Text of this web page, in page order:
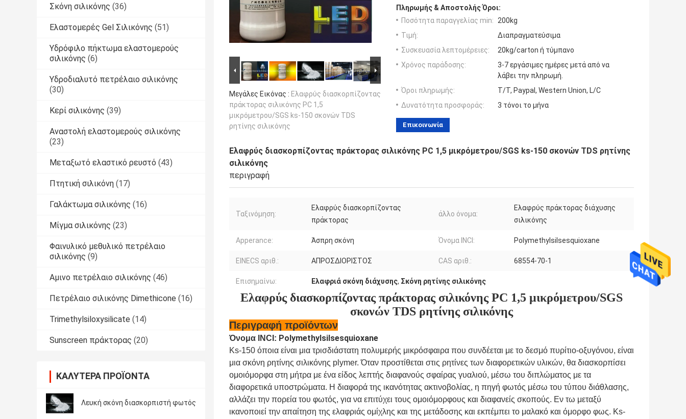
Σκόνη σιλικόνης (36)
Ελαστομερές Gel Σιλικόνης (51)
Υδρόφιλο πήκτωμα ελαστομερούς
σιλικόνης (6)
Υδροδιαλυτό πετρέλαιο σιλικόνης
(30)
Κερί σιλικόνης (39)
Αναστολή ελαστομερούς σιλικόνης
(23)
Μεταξωτό ελαστικό ρευστό (43)
Πτητική σιλικόνη (17)
Γαλάκτωμα σιλικόνης (16)
Μίγμα σιλικόνης (23)
Φαινυλικό μεθυλικό πετρέλαιο
σιλικόνης (9)
Αμινο πετρέλαιο σιλικόνης (46)
Πετρέλαιο σιλικόνης Dimethicone (16)
Trimethylsiloxysilicate (14)
Sunscreen πράκτορας (20)
ΚΑΛΎΤΕΡΑ ΠΡΟΪΌΝΤΑ
Λευκή σκόνη διασκορπιστή φωτός
Μεγάλες Εικόνας : Ελαφρύς διασκορπίζοντας
πράκτορας σιλικόνης PC 1,5
μικρόμετρου/SGS ks-150 σκονών TDS
ρητίνης σιλικόνης
Πληρωμής & Αποστολής Όροι:
Ποσότητα παραγγελίας min: 200kg
Τιμή:
Διαπραγματεύσιμα
Συσκευασία λεπτομέρειες:
20kg/carton ή τύμπανο
Χρόνος παράδοσης:
3-7 εργάσιμες ημέρες μετά από να
λάβει την πληρωμή.
Όροι πληρωμής:
T/T, Paypal, Western Union, L/C
Δυνατότητα προσφοράς:
3 τόνοι το μήνα
Επικοινωνία
Ελαφρύς διασκορπίζοντας πράκτορας σιλικόνης PC 1,5 μικρόμετρου/SGS ks-150 σκονών TDS ρητίνης
σιλικόνης
περιγραφή
Ταξινόμηση:
Ελαφρύς διασκορπίζοντας
πράκτορας
άλλο όνομα:
Ελαφρύς πράκτορας διάχυσης
σιλικόνης
Apperance: Άσπρη σκόνη Όνομα INCI: Polymethylsilsesquioxane
EINECS αριθ.: ΑΠΡΟΣΔΙΟΡΙΣΤΟΣ CAS αριθ.: 68554-70-1
Επισημαίνω: Ελαφριά σκόνη διάχυσης, Σκόνη ρητίνης σιλικόνης
Ελαφρύς διασκορπίζοντας πράκτορας σιλικόνης PC 1,5 μικρόμετρου/SGS
σκονών TDS ρητίνης σιλικόνης
Περιγραφή προϊόντων
Όνομα INCI: Polymethylsilsesquioxane
Ks-150 όποια είναι μια τρισδιάστατη πολυμερής μικρόσφαιρα που συνδέεται με το δεσμό πυρίτιο-οξυγόνου, είναι
μια σκόνη ρητίνης σιλικόνης plymer. Όταν προστίθεται στις ρητίνες των διαφορετικών υλικών, θα διασκορπίσει
ομοιόμορφα στη μήτρα με ένα είδος λεπτής διαφανούς σφαίρας γυαλιού, μέσω του διπλώματος με τα
διαφορετικά υποστρώματα. Η διαφορά της ικανότητας ακτινοβολίας, η πηγή φωτός μέσω του τύπου διάθλασης,
αλλάζει την πορεία του φωτός, για να επιτύχει τους ομοιόμορφους και διαφανείς σκοπούς. Εν τω μεταξύ
ικανοποιεί την απαίτηση της ελαφριάς ομίχλης και της μετάδοσης και εκπέμπει το μαλακό και όμορφο φως. Ks-